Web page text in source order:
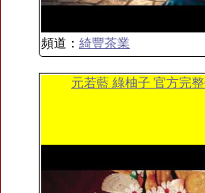
頻道： 綺豐茶業
元若藍 綠柚子 官方完